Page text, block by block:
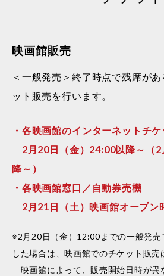
映画館販売
＜一般発売＞終了時点で残席が
ット販売を行います。
・各映画館のインターネットチ
2月20日（金）24:00以降～（2
降～）
・各映画館窓口／自動券売機
2月21日（土）映画館オープン
※2月20日（金）12:00までの一般発売
した場合は、映画館でのチケット販売
映画館によって、販売開始日時が異